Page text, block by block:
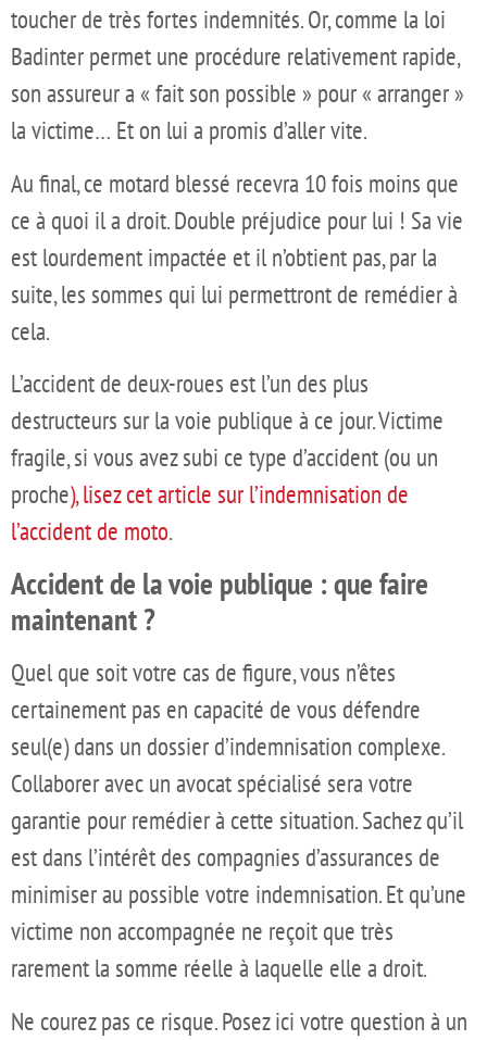
toucher de très fortes indemnités. Or, comme la loi
Badinter permet une procédure relativement rapide,
son assureur a « fait son possible » pour « arranger »
la victime… Et on lui a promis d’aller vite.
Au final, ce motard blessé recevra 10 fois moins que
ce à quoi il a droit. Double préjudice pour lui ! Sa vie
est lourdement impactée et il n’obtient pas, par la
suite, les sommes qui lui permettront de remédier à
cela.
L’accident de deux-roues est l’un des plus
destructeurs sur la voie publique à ce jour. Victime
fragile, si vous avez subi ce type d’accident (ou un
proche), lisez cet article sur l’indemnisation de
l’accident de moto.
Accident de la voie publique : que faire
maintenant ?
Quel que soit votre cas de figure, vous n’êtes
certainement pas en capacité de vous défendre
seul(e) dans un dossier d’indemnisation complexe.
Collaborer avec un avocat spécialisé sera votre
garantie pour remédier à cette situation. Sachez qu’il
est dans l’intérêt des compagnies d’assurances de
minimiser au possible votre indemnisation. Et qu’une
victime non accompagnée ne reçoit que très
rarement la somme réelle à laquelle elle a droit.
Ne courez pas ce risque. Posez ici votre question à un